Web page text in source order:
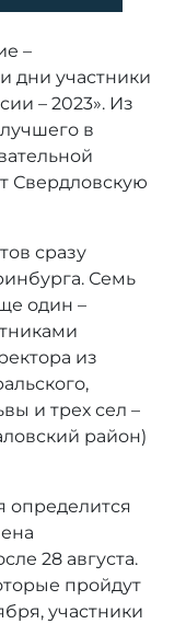
–
дни участники
– 2023». Из
в
Свердловскую
сразу
Семь
один –
из
и трех сел –
район)
определится
28 августа.
пройдут
участники